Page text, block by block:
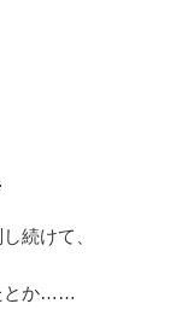
続けて、
とか……